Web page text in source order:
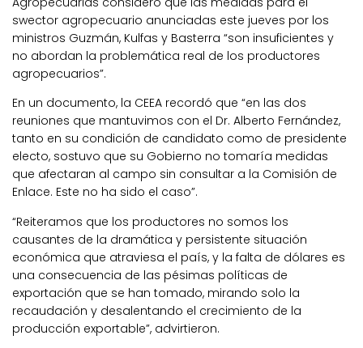
swector agropecuario anunciadas este jueves por los
ministros Guzmán, Kulfas y Basterra “son insuficientes y
no abordan la problemática real de los productores
agropecuarios”.
En un documento, la CEEA recordó que “en las dos
reuniones que mantuvimos con el Dr. Alberto Fernández,
tanto en su condición de candidato como de presidente
electo, sostuvo que su Gobierno no tomaría medidas
que afectaran al campo sin consultar a la Comisión de
Enlace. Este no ha sido el caso”.
“Reiteramos que los productores no somos los
causantes de la dramática y persistente situación
económica que atraviesa el país, y la falta de dólares es
una consecuencia de las pésimas políticas de
exportación que se han tomado, mirando solo la
recaudación y desalentando el crecimiento de la
producción exportable”, advirtieron.